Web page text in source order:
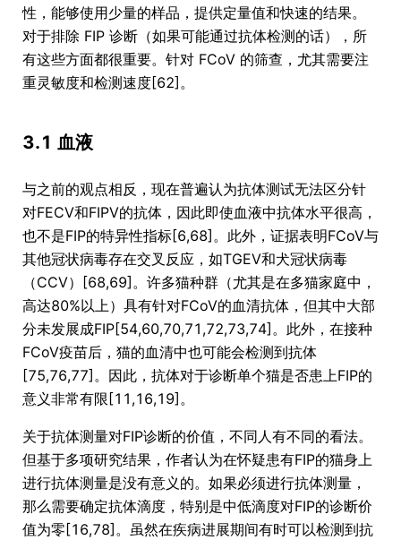
性，能够使用少量的样品，提供定量值和快速的结果。
对于排除 FIP 诊断（如果可能通过抗体检测的话），所
有这些方面都很重要。针对 FCoV 的筛查，尤其需要注
重灵敏度和检测速度[62]。
3.1 血液
与之前的观点相反，现在普遍认为抗体测试无法区分针
对FECV和FIPV的抗体，因此即使血液中抗体水平很高，
也不是FIP的特异性指标[6,68]。此外，证据表明FCoV与
其他冠状病毒存在交叉反应，如TGEV和犬冠状病毒
（CCV）[68,69]。许多猫种群（尤其是在多猫家庭中，
高达80%以上）具有针对FCoV的血清抗体，但其中大部
分未发展成FIP[54,60,70,71,72,73,74]。此外，在接种
FCoV疫苗后，猫的血清中也可能会检测到抗体
[75,76,77]。因此，抗体对于诊断单个猫是否患上FIP的
意义非常有限[11,16,19]。
关于抗体测量对FIP诊断的价值，不同人有不同的看法。
但基于多项研究结果，作者认为在怀疑患有FIP的猫身上
进行抗体测量是没有意义的。如果必须进行抗体测量，
那么需要确定抗体滴度，特别是中低滴度对FIP的诊断价
值为零[16,78]。虽然在疾病进展期间有时可以检测到抗